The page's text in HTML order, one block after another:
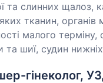
та слинних щалоз,
тканин, органів
малого терміну,
та шиї, судин нижніх
гінеколог,